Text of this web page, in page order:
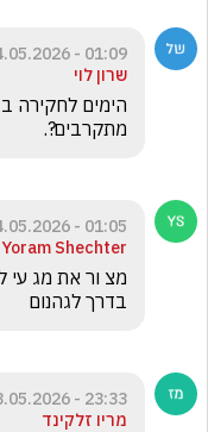
01:09 - 04.05.2026
שרון לוי
מתקרבים?.
01:05 - 04.05.2026
Yoram Shechter
בדרך לגהנום
23:33 - 03.05.2026
מריו זלקינד